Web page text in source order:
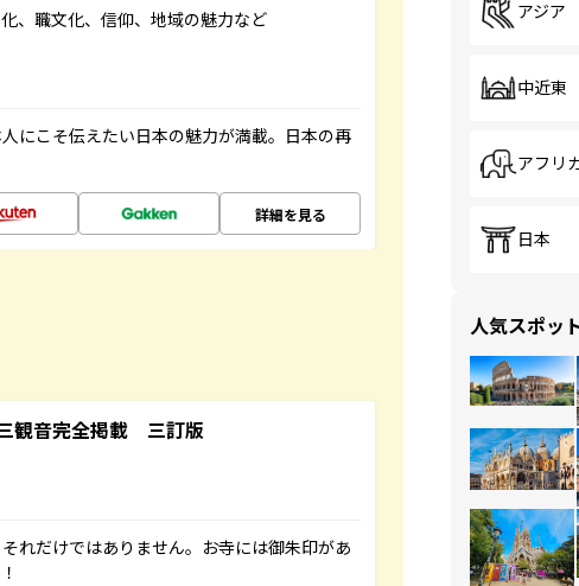
、職文化、信仰、地域の魅力など
にこそ伝えたい日本の魅力が満載。日本の再
詳細を見る
観音完全掲載 三訂版
れだけではありません。お寺には御朱印があ
アジア
中近東
アフリ
日本
人気スポッ